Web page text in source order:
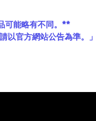
可能略有不同。**
以官方網站公告為準。」